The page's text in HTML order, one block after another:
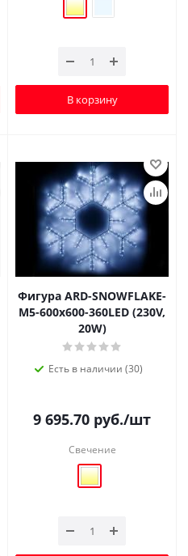
В корзину
Фигура ARD-SNOWFLAKE-
M5-600x600-360LED (230V,
20W)
Есть в наличии (30)
9 695.70 руб./шт
Свечение